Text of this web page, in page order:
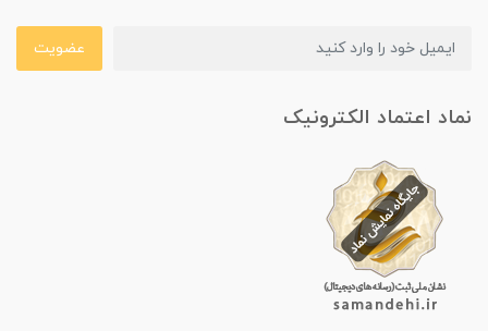
عضویت
نماد اعتماد الکترونیک